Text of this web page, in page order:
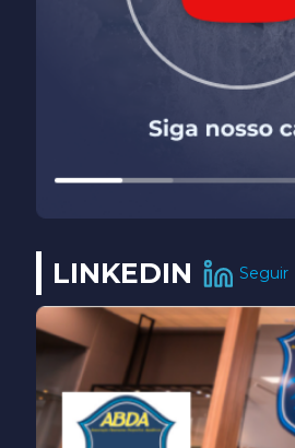
LINKEDIN Seguir